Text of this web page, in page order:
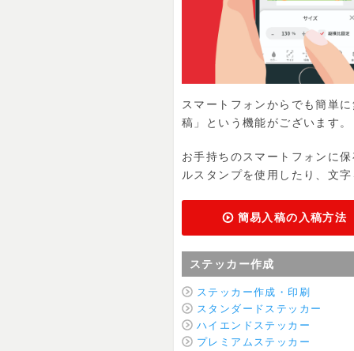
スマートフォンからでも簡単
稿」という機能がございます。
お手持ちのスマートフォンに
ルスタンプを使用したり、文
簡易入稿の入稿方法
ステッカー作成
ステッカー作成・印刷
スタンダードステッカー
ハイエンドステッカー
プレミアムステッカー